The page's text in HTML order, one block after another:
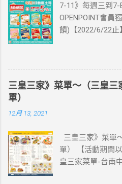
來超商買省錢又方
這邊 【點我看好
【點我觀看教學】
澳、美國、菲律
通有 📲 立即取卡
通不怕過期 🧳 一
由~~eSIM吃到飽
字，表示您的手
卡機、平板、電
中國大陸銷售的
7-11》每週三到7-
OPENPOINT會員
饋)【2022/6/22止
111/5/4~6/22 每
饋) 【販售門市查
https://
台式傳統口味~好
與其他優惠並行
售數量為準。 2.活
三皇三家》菜單～（三皇三
單）
12月 13, 2021
三皇三家》菜單
單） 【活動期間
皇三家菜單-台南